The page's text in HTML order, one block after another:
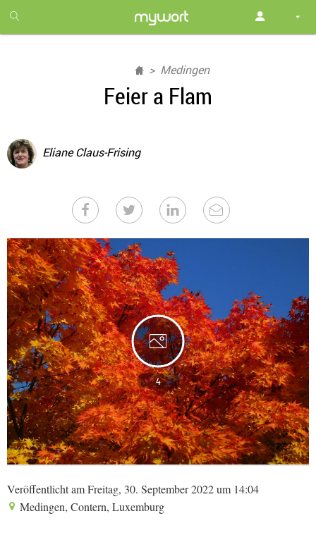
month
free
Medingen
Feier a Flam
Eliane Claus-Frising
4
Veröffentlicht am Freitag, 30. September 2022 um 14:04
Medingen, Contern, Luxemburg